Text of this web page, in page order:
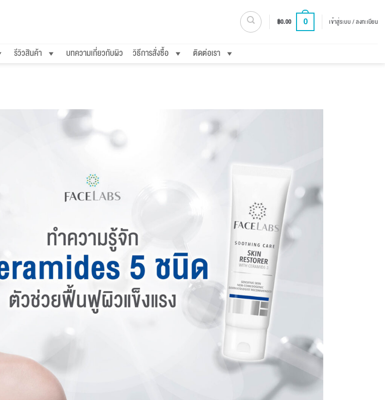
฿0.00 0 เข้าสู่ระบบ / ลงทะเบียน
รีวิวสินค้า บทความเกี่ยวกับผิว วิธีการสั่งซื้อ ติดต่อเรา